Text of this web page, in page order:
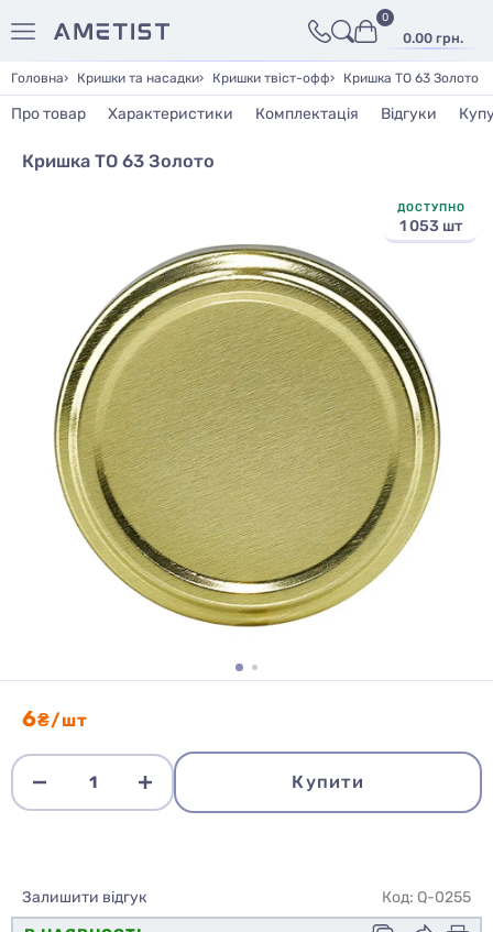
0.00 грн.
0
Головна Кришки та насадки Кришки твіст-офф Кришка ТО 63 Золото
Про товар Характеристики Комплектація Відгуки
Кришка ТО 63 Золото
ДОСТУПНО
1 053 шт
6₴/шт
Купити
Залишити відгук
Код: Q-0255